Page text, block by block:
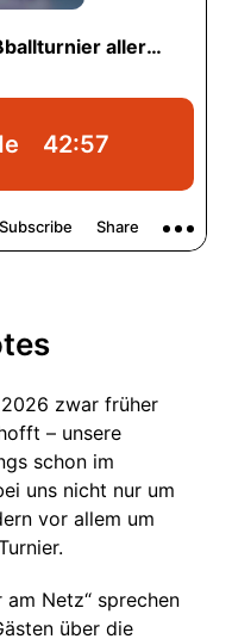
zwar früher
– unsere
schon im
uns nicht nur um
vor allem um
am Netz“ sprechen
über die